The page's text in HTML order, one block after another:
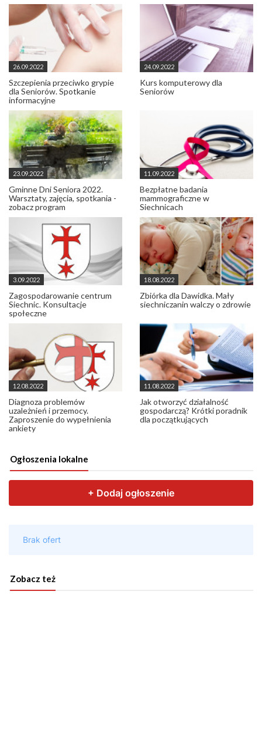
26.09.2022
Szczepienia przeciwko grypie
dla Seniorów. Spotkanie
informacyjne
24.09.2022
Kurs komputerowy dla
Seniorów
23.09.2022
Gminne Dni Seniora 2022.
Warsztaty, zajęcia, spotkania -
zobacz program
11.09.2022
Bezpłatne badania
mammograficzne w
Siechnicach
3.09.2022
Zagospodarowanie centrum
Siechnic. Konsultacje
społeczne
18.08.2022
Zbiórka dla Dawidka. Mały
siechniczanin walczy o zdrowie
12.08.2022
Diagnoza problemów
uzależnień i przemocy.
Zaproszenie do wypełnienia
ankiety
11.08.2022
Jak otworzyć działalność
gospodarczą? Krótki poradnik
dla początkujących
Ogłoszenia lokalne
Zobacz też